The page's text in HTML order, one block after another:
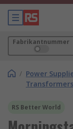
Fabrikantnummer
/ Power
Transformers
RS Better World